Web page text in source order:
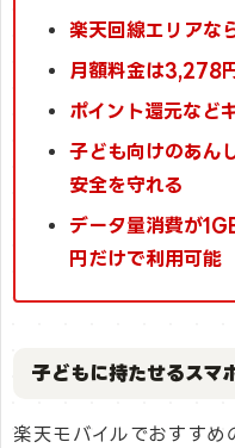
楽天回線エリアな
月額料金は3,278円
ポイント還元など
子ども向けのあん
安全を守れる
データ量消費が
円だけで利用可能
子どもに持たせるスマ
楽天モバイルでおすす